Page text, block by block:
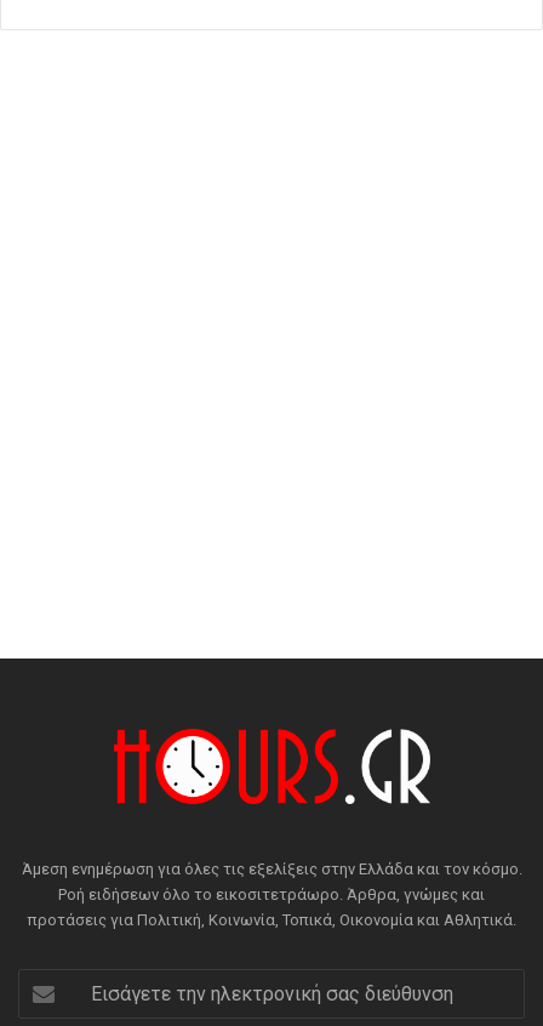
Άμεση ενημέρωση για όλες τις εξελίξεις στην Ελλάδα και τον κόσμο.
Ροή ειδήσεων όλο το εικοσιτετράωρο. Άρθρα, γνώμες και
προτάσεις για Πολιτική, Κοινωνία, Τοπικά, Οικονομία και Αθλητικά.
την